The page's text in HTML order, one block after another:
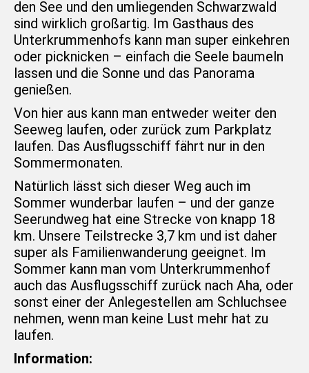
den See und den umliegenden Schwarzwald
sind wirklich großartig. Im Gasthaus des
Unterkrummenhofs kann man super einkehren
oder picknicken – einfach die Seele baumeln
lassen und die Sonne und das Panorama
genießen.
Von hier aus kann man entweder weiter den
Seeweg laufen, oder zurück zum Parkplatz
laufen. Das Ausflugsschiff fährt nur in den
Sommermonaten.
Natürlich lässt sich dieser Weg auch im
Sommer wunderbar laufen – und der ganze
Seerundweg hat eine Strecke von knapp 18
km. Unsere Teilstrecke 3,7 km und ist daher
super als Familienwanderung geeignet. Im
Sommer kann man vom Unterkrummenhof
auch das Ausflugsschiff zurück nach Aha, oder
sonst einer der Anlegestellen am Schluchsee
nehmen, wenn man keine Lust mehr hat zu
laufen.
Information: